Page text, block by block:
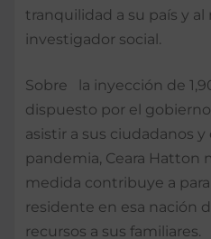
tranquilidad a su país y al
investigador social.
Sobre la inyección de
dispuesto por el
asistir a sus ciudadanos
pandemia, Ceara Hatton
medida contribuye a
residente en esa nación
recursos a sus familiares.